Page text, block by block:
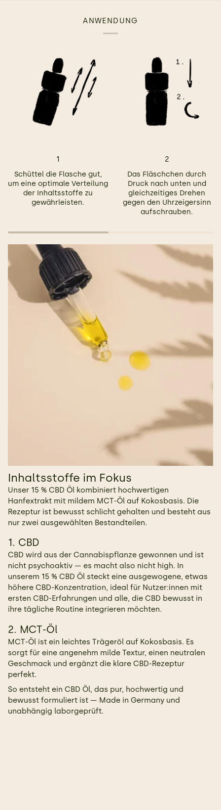
ANWENDUNG
1
Schüttel die Flasche gut,
um eine optimale Verteilung
der Inhaltsstoffe zu
gewährleisten.
2
Das Fläschchen durch
Druck nach unten und
gleichzeitiges Drehen
gegen den Uhrzeigersinn
aufschrauben.
Inhaltsstoffe im Fokus
Unser 15 % CBD Öl kombiniert hochwertigen
Hanfextrakt mit mildem MCT-Öl auf Kokosbasis. Die
Rezeptur ist bewusst schlicht gehalten und besteht aus
nur zwei ausgewählten Bestandteilen.
1. CBD
CBD wird aus der Cannabispflanze gewonnen und ist
nicht psychoaktiv — es macht also nicht high. In
unserem 15 % CBD Öl steckt eine ausgewogene, etwas
höhere CBD-Konzentration, ideal für Nutzer:innen mit
ersten CBD-Erfahrungen und alle, die CBD bewusst in
ihre tägliche Routine integrieren möchten.
2. MCT-Öl
MCT-Öl ist ein leichtes Trägeröl auf Kokosbasis. Es
sorgt für eine angenehm milde Textur, einen neutralen
Geschmack und ergänzt die klare CBD-Rezeptur
perfekt.
So entsteht ein CBD Öl, das pur, hochwertig und
bewusst formuliert ist — Made in Germany und
unabhängig laborgeprüft.